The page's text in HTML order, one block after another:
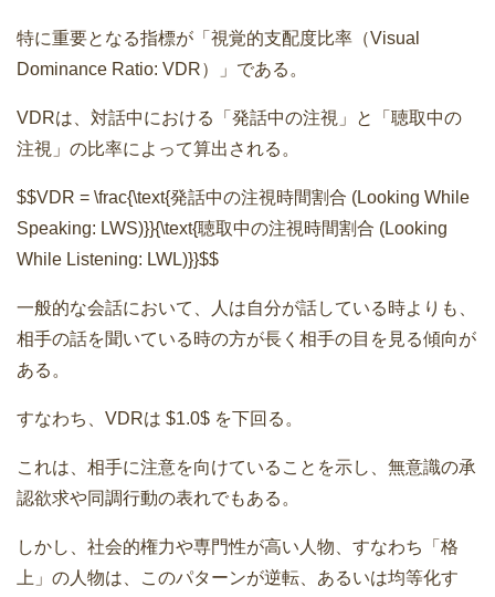
特に重要となる指標が「視覚的支配度比率（Visual
Dominance Ratio: VDR）」である。
VDRは、対話中における「発話中の注視」と「聴取中の
注視」の比率によって算出される。
$$VDR = \frac{\text{発話中の注視時間割合 (Looking While
Speaking: LWS)}}{\text{聴取中の注視時間割合 (Looking
While Listening: LWL)}}$$
一般的な会話において、人は自分が話している時よりも、
相手の話を聞いている時の方が長く相手の目を見る傾向が
ある。
すなわち、VDRは $1.0$ を下回る。
これは、相手に注意を向けていることを示し、無意識の承
認欲求や同調行動の表れでもある。
しかし、社会的権力や専門性が高い人物、すなわち「格
上」の人物は、このパターンが逆転、あるいは均等化す